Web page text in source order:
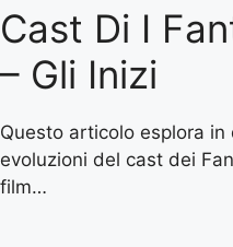
Cast Di I
– Gli Inizi
Questo articolo esplora
evoluzioni del cast dei
film…